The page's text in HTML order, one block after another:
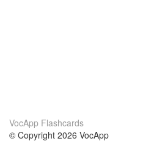
VocApp Flashcards
© Copyright 2026 VocApp